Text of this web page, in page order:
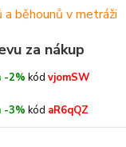
za nákup
-2% kód vjomSW
-3% kód aR6qQZ